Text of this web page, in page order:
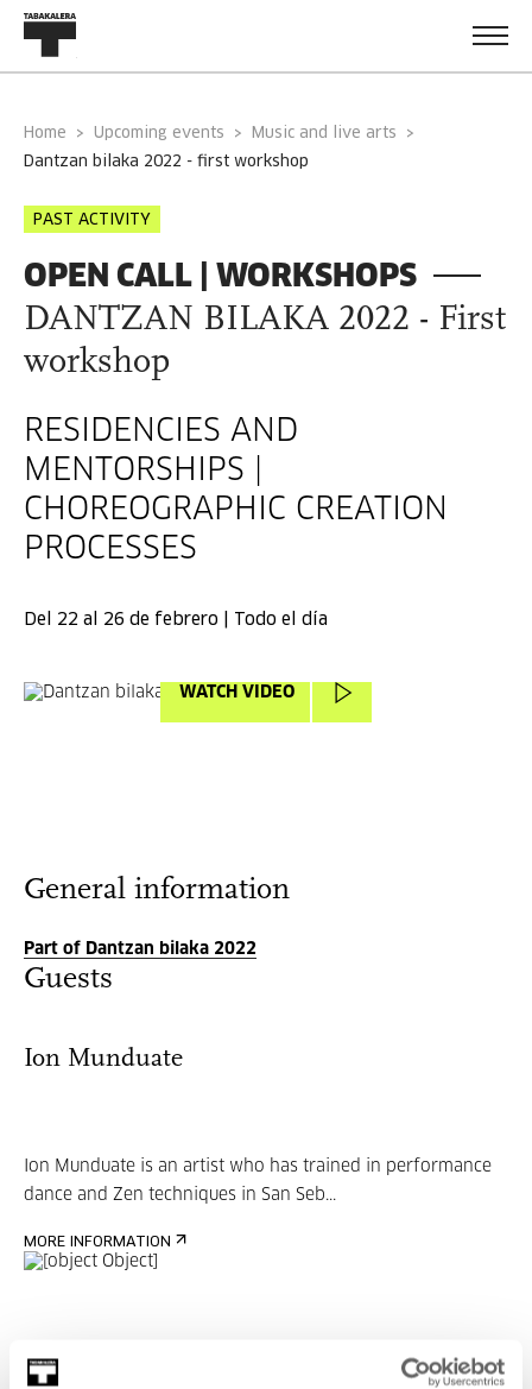
Home Upcoming events
Music and live arts
dantzan bilaka 2022 - first workshop
PAST ACTIVITY
OPEN CALL | WORKSHOPS
DANTZAN BILAKA 2022 - First
workshop
RESIDENCIES AND
MENTORSHIPS |
CHOREOGRAPHIC CREATION
PROCESSES
Del 22 al 26 de febrero | Todo el día
WATCH VIDEO
General information
Part of Dantzan bilaka 2022
Guests
Ion Munduate
Ion Munduate is an artist who has trained in performance
dance and Zen techniques in San Seb...
MORE INFORMATION
Part of Proyecto: Dantzan bilaka